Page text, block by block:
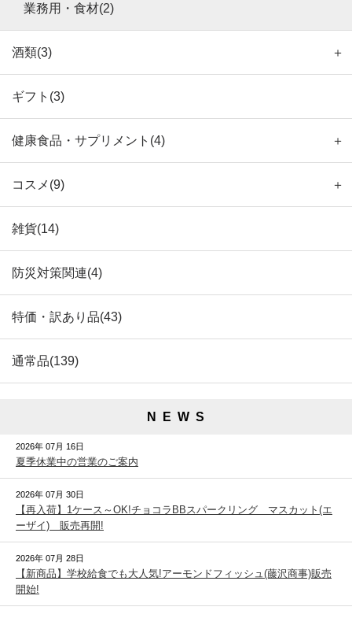
業務用・食材(2)
酒類(3) ＋
ギフト(3)
健康食品・サプリメント(4) ＋
コスメ(9) ＋
雑貨(14)
防災対策関連(4)
特価・訳あり品(43)
通常品(139)
N E W S
2026年 07月 16日
夏季休業中の営業のご案内
2026年 07月 30日
【再入荷】1ケース～OK!チョコラBBスパークリング マスカット(エ
ーザイ) 販売再開!
2026年 07月 28日
【新商品】学校給食でも大人気!アーモンドフィッシュ(藤沢商事)販売
開始!